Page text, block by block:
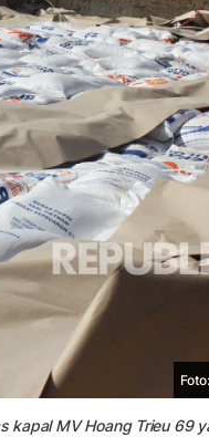
kapal MV Hoang Trieu 69